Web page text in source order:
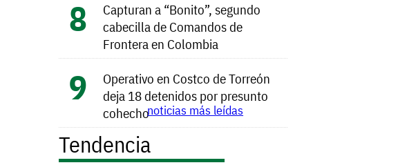
Capturan a “Bonito”, segundo
cabecilla de Comandos de
Frontera en Colombia
Operativo en Costco de Torreón
deja 18 detenidos por presunto
cohechonoticias más leídas
Tendencia